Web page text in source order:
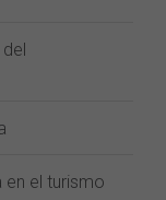
en el turismo